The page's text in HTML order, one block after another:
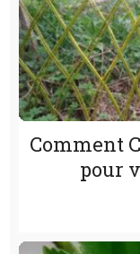
Comment
pour